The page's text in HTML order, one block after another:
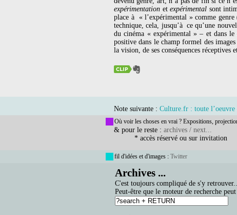
expérimentation etexpérimental sont
place à « l’expérimental » comme genre
technique, cela, jusqu’à ce qu’une
du cinéma « expérimental » – et dans le
positive dans le champ formel des
la vision, de ses conséquences réceptives
Note suivante : Culture.fr : toute l’oeuvre
Où voir les choses en vrai ? Expositions,
& pour le reste : archives / next...
* accès réservé ou sur invitation
fil d'idées et d'images : Twitter
Archives ...
C'est toujours compliqué de s'y retrouver...
Peut-être que le moteur de recherche